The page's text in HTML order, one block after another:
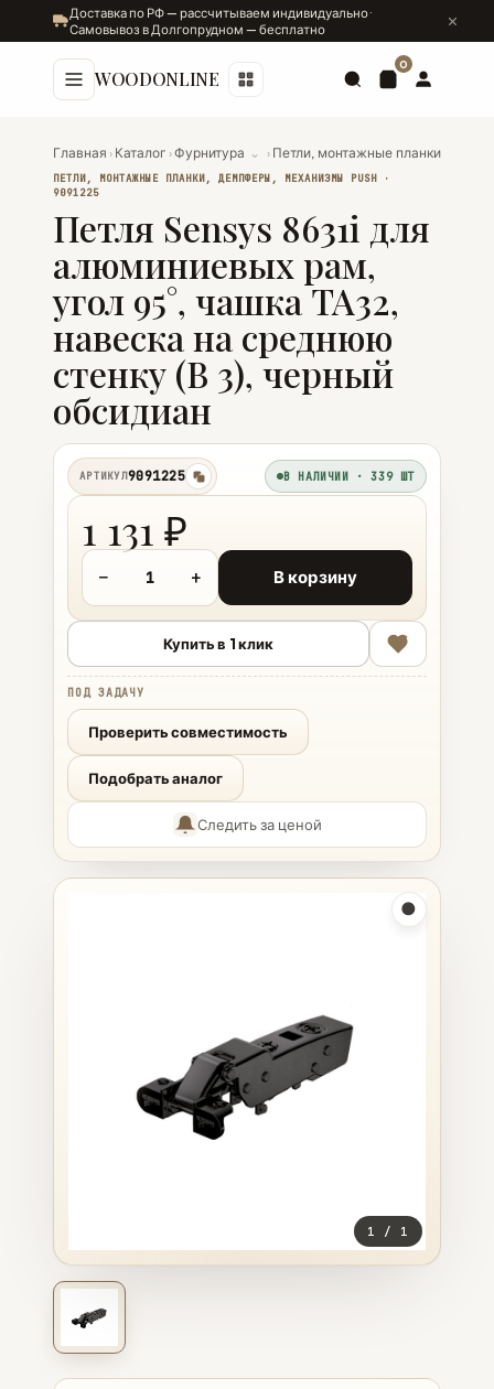
Доставка по РФ — рассчитываем индивидуально ·
Самовывоз в Долгопрудном — бесплатно
WOODONLINE
0
Главная › Каталог ›Фурнитура ⌄ › Петли, монтажные планки,
ПЕТЛИ, МОНТАЖНЫЕ ПЛАНКИ, ДЕМПФЕРЫ, МЕХАНИЗМЫ PUSH ·
9091225
Петля Sensys 8631i для
алюминиевых рам,
угол 95°, чашка TA32,
навеска на среднюю
стенку (B 3), черный
обсидиан
1 / 1
АРТИКУЛ9091225
копировать
В НАЛИЧИИ · 339 ШТ
1 131 ₽
− + В корзину
Купить в 1 клик
ПОД ЗАДАЧУ
Проверить совместимость
Подобрать аналог
Следить за ценой